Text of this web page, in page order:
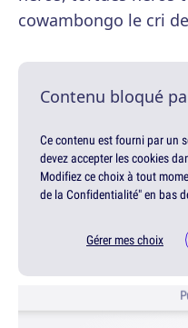
cowambongo le cri
Contenu bloqué
Ce contenu est fourni par un
devez accepter les cookies
Modifiez ce choix à tout
de la Confidentialité" en bas
Gérer mes choix